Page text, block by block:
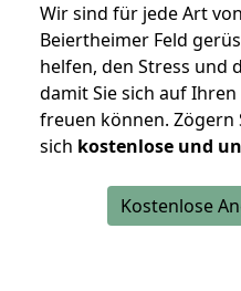
Wir sind für jede Art
Beiertheimer Feld
helfen, den Stress und
damit Sie sich auf
freuen können. Zögern
sich kostenlose und
Kostenlose